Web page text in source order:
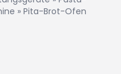
» Pita-Brot-Ofen